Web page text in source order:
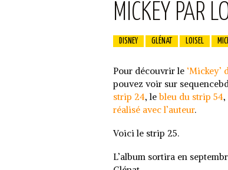
MICKEY PAR
DISNEY GLÉNAT LOISEL
Pour découvrir le ‘Mickey’
pouvez voir sur
strip 24, lebleu du strip 54,
réalisé avec l’auteur.
Voici le strip 25.
L’album sortira en